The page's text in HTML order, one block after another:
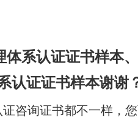
系认证证书样本、
认证证书样本谢谢
咨询证书都不一样，